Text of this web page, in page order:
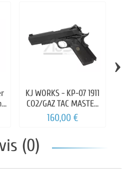
KJ WORKS - KP-07 1911
CO2/GAZ TAC MASTER
FULL METAL
160,00 €
›
(0)